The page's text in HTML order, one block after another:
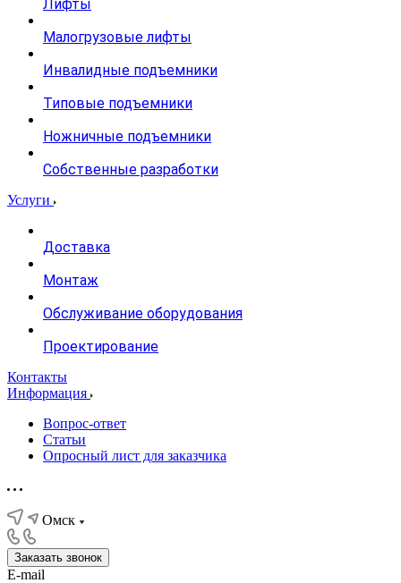
Лифты
Малогрузовые лифты
Инвалидные подъемники
Типовые подъемники
Ножничные подъемники
Собственные разработки
Услуги
Доставка
Монтаж
Обслуживание оборудования
Проектирование
Контакты
Информация
Вопрос-ответ
Статьи
Опросный лист для заказчика
Омск
Заказать звонок
E-mail